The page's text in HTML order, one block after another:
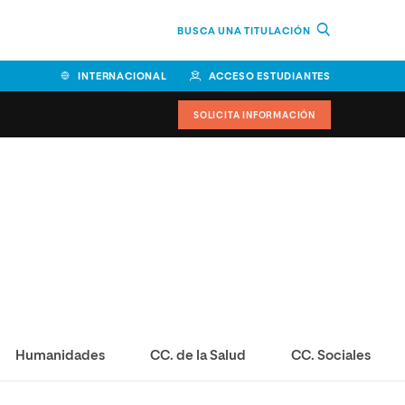
BUSCA UNA TITULACIÓN
INTERNACIONAL ACCESO ESTUDIANTES
SOLICITA INFORMACIÓN
Humanidades CC. de la Salud CC. Sociales